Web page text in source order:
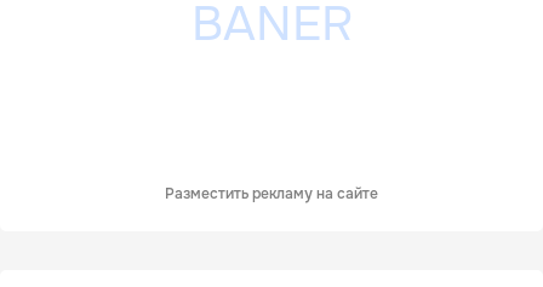
Разместить рекламу на сайте